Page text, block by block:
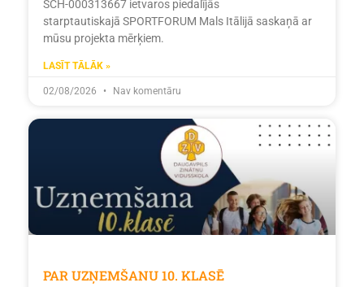
SCH-000313667 ietvaros piedalījās
starptautiskajā SPORTFORUM Mals Itālijā saskaņā ar
mūsu projekta mērķiem.
LASĪT TĀLĀK »
02/08/2026 Nav komentāru
PAR UZŅEMŠANU 10. KLASĒ